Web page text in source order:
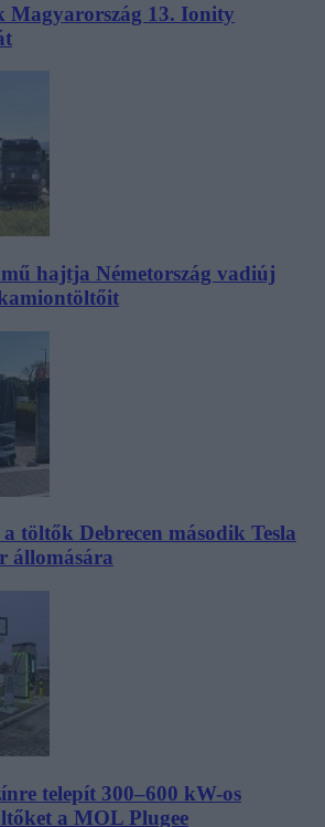
Magyarország 13. Ionity
hajtja Németország vadiúj
töltők Debrecen második Tesla
állomására
telepít 300–600 kW-os
a MOL Plugee